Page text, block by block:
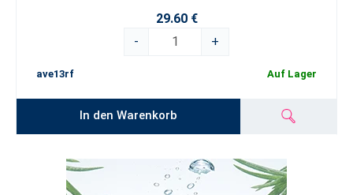
29.60 €
-
+
ave13rf Auf Lager
In den Warenkorb